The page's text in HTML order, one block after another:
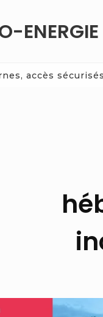
ENERGIE
accès